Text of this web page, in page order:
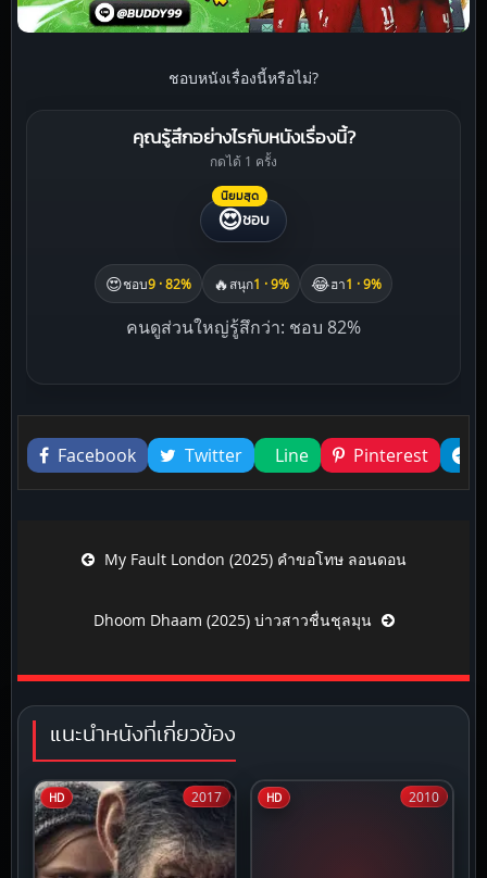
ชอบหนังเรื่องนี้หรือไม่?
คุณรู้สึกอย่างไรกับหนังเรื่องนี้?
กดได้ 1 ครั้ง
นิยมสุด
😍ชอบ
😍ชอบ9 · 82% 🔥สนุก1 · 9% 😂ฮา1 · 9%
คนดูส่วนใหญ่รู้สึกว่า: ชอบ 82%
Liked this
Facebook
Twitter Line Pinterest
Post navigationMy Fault London (2025) คำขอโทษ ลอนดอน
Dhoom Dhaam (2025) บ่าวสาวชื่นชุลมุน
แนะนำหนังที่เกี่ยวข้อง
HD 2017 HD 2010